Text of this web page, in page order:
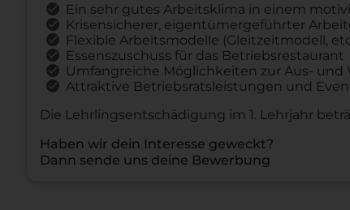
Ein sehr gutes Arbeitsklima in einem
Krisensicherer, eigentümergeführter
Flexible Arbeitsmodelle (Gleitzeitmodell,
Essenszuschuss für das Betriebsrestaurant
Umfangreiche Möglichkeiten zur Aus- und
Attraktive Betriebsratsleistungen und
Die Lehrlingsentschädigung im 1. Lehrjahr
Haben wir dein Interesse geweckt?
Dann sende uns deine Bewerbung